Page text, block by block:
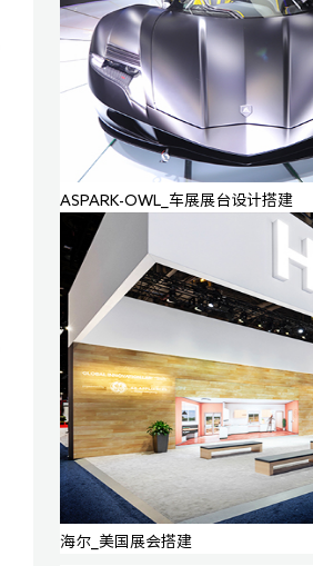
ASPARK-OWL_车展展台设计搭建
海尔_美国展会搭建